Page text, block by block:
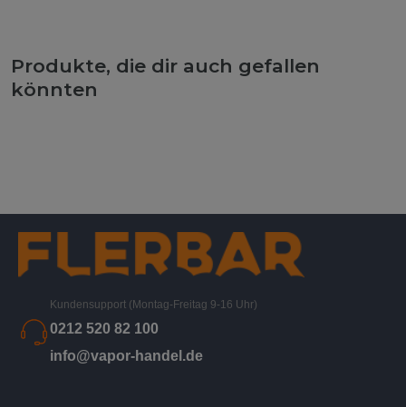
Produkte, die dir auch gefallen
könnten
Kundensupport (Montag-Freitag 9-16 Uhr)
0212 520 82 100
info@vapor-handel.de